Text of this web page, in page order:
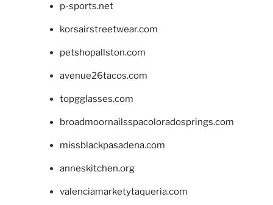
p-sports.net
korsairstreetwear.com
petshopallston.com
avenue26tacos.com
topgglasses.com
broadmoornailsspacoloradosprings.com
missblackpasadena.com
anneskitchen.org
valenciamarketytaqueria.com